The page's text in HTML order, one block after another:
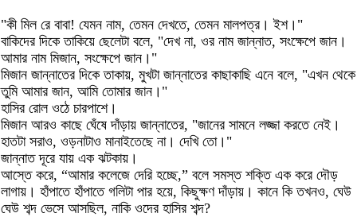
"কী মিল রে বাবা! যেমন নাম, তেমন দেখতে, তেমন মালপত্র। ইশ।"
বাকিদের দিকে তাকিয়ে ছেলেটা বলে, "দেখ না, ওর নাম জান্নাত, সংক্ষেপে জান।
আমার নাম মিজান, সংক্ষেপে জান।"
মিজান জান্নাতের দিকে তাকায়, মুখটা জান্নাতের কাছাকাছি এনে বলে, "এখন থেকে
তুমি আমার জান, আমি তোমার জান।"
হাসির রোল ওঠে চারপাশে।
মিজান আরও কাছে ঘেঁষে দাঁড়ায় জান্নাতের, "জানের সামনে লজ্জা করতে নেই।
হাতটা সরাও, ওড়নাটাও মানাইতেছে না। দেখি তো।"
জান্নাত দূরে যায় এক ঝটকায়।
আস্তে করে, “আমার কলেজে দেরি হচ্ছে,” বলে সমস্ত শক্তি এক করে দৌড়
লাগায়। হাঁপাতে হাঁপাতে গলিটা পার হয়ে, কিছুক্ষণ দাঁড়ায়। কানে কি তখনও, ঘেউ
ঘেউ শব্দ ভেসে আসছিল, নাকি ওদের হাসির শব্দ?